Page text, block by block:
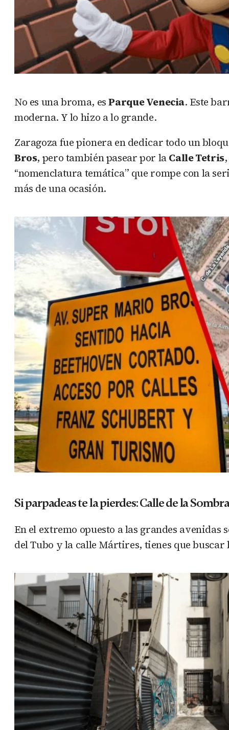
No es una broma, esParque Venecia. Este
moderna. Y lo hizo a lo grande.
Zaragoza fue pionera en dedicar todo un
Bros, pero también pasear por laCalle Tetris
“nomenclatura temática” que rompe con la
más de una ocasión.
Si parpadeas te la pierdes: Calle de la Sombra
En el extremo opuesto a las grandes avenidas
del Tubo y la calle Mártires, tienes que buscar